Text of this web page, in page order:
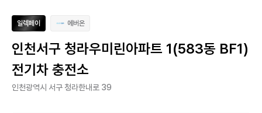
일렉페이 에버온
인천서구 청라우미린아파트 1(583동 BF1)
전기차 충전소
인천광역시 서구 청라한내로 39